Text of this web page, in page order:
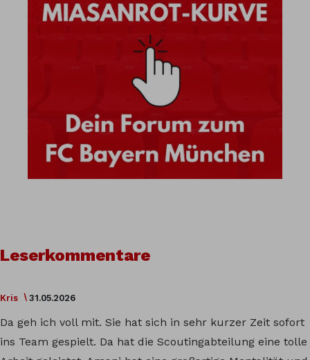
Leserkommentare
Kris 31.05.2026
Da geh ich voll mit. Sie hat sich in sehr kurzer Zeit sofort
ins Team gespielt. Da hat die Scoutingabteilung eine tolle